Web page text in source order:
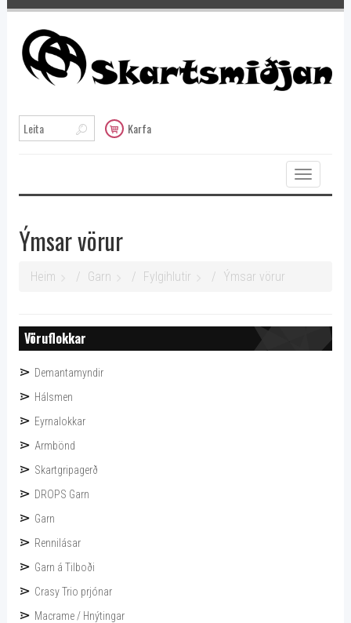
Karfa
Toggle
navigation
Ýmsar vörur
Heim Garn Fylgihlutir Ýmsar vörur
Vöruflokkar
Demantamyndir
Hálsmen
Eyrnalokkar
Armbönd
Skartgripagerð
DROPS Garn
Garn
Rennilásar
Garn á Tilboði
Crasy Trio prjónar
Macrame / Hnýtingar